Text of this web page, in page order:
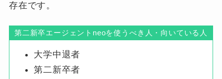
存在です。
第二新卒エージェントneoを使うべき人・向いている人
大学中退者
第二新卒者